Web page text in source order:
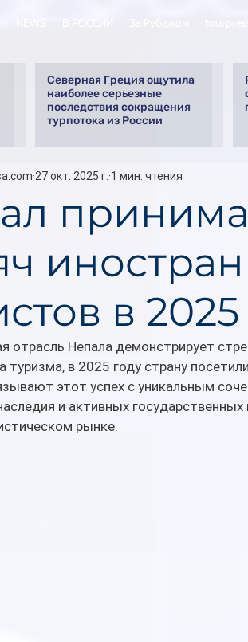
Северная Греция ощутила
наиболее серьезные
последствия сокращения
турпотока из России
в
27 окт. 2025 г. 1 мин. чтения
отрасль Непала демонстрирует
туризма, в 2025 году страну
этот успех с уникальным
и активных
рынке.